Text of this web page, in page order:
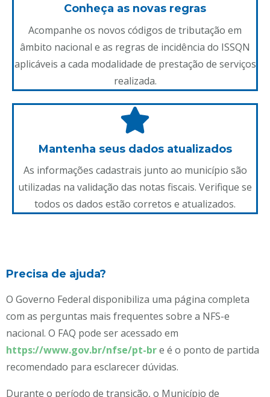
Conheça as novas regras
Acompanhe os novos códigos de tributação em
âmbito nacional e as regras de incidência do ISSQN
aplicáveis a cada modalidade de prestação de serviços
realizada.
Mantenha seus dados atualizados
As informações cadastrais junto ao município são
utilizadas na validação das notas fiscais. Verifique se
todos os dados estão corretos e atualizados.
Precisa de ajuda?
O Governo Federal disponibiliza uma página completa
com as perguntas mais frequentes sobre a NFS-e
nacional. O FAQ pode ser acessado em
https://www.gov.br/nfse/pt-bre é o ponto de partida
recomendado para esclarecer dúvidas.
Durante o período de transição, o Município de